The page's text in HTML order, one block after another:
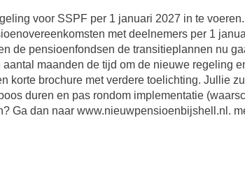
voor SSPF per 1 januari 2027 in te
met deelnemers per 1
de pensioenfondsen de transitieplannen nu
maanden de tijd om de nieuwe regeling
brochure met verdere toelichting. Jullie
duren en pas rondom implementatie
Ga dan naar www.nieuwpensioenbijshell.nl.